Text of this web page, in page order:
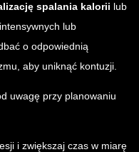
spalania kalorii lub
lub
o odpowiednią
aby uniknąć kontuzji.
uwagę przy planowaniu
i zwiększaj czas w miarę